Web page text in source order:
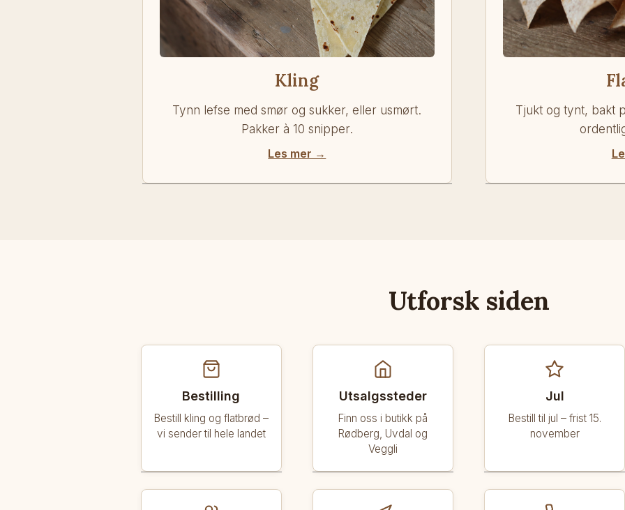
fra Uvdal
Kling
Tynn lefse med smør og sukker, eller usmørt.
Pakker à 10 snipper.
Les mer →
Tjukt og tynt, bakt
Utforsk siden
Bestilling
Bestill kling og flatbrød –
vi sender til hele landet
Utsalgssteder
Finn oss i butikk på
Rødberg, Uvdal og
Veggli
Jul
Bestill til jul – frist 15.
november